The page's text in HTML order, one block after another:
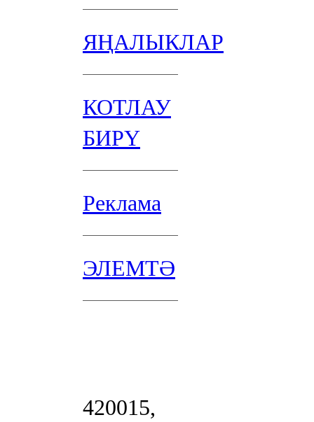
ЯҢАЛЫКЛАР
КОТЛАУ
БИРҮ
Реклама
ЭЛЕМТӘ
420015,